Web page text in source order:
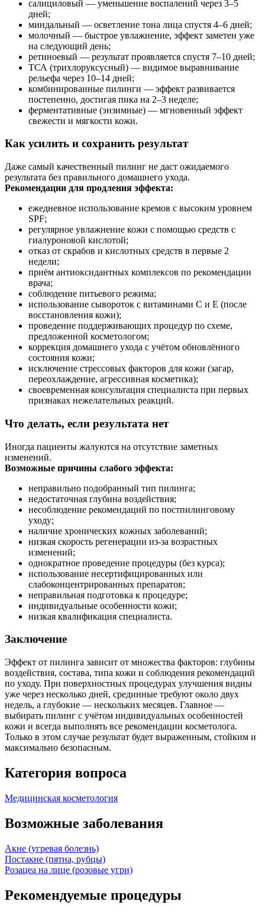
салициловый — уменьшение воспалений через 3–5
дней;
миндальный — осветление тона лица спустя 4–6 дней;
молочный — быстрое увлажнение, эффект заметен уже
на следующий день;
ретиноевый — результат проявляется спустя 7–10 дней;
ТСА (трихлоруксусный) — видимое выравнивание
рельефа через 10–14 дней;
комбинированные пилинги — эффект развивается
постепенно, достигая пика на 2–3 неделе;
ферментативные (энзимные) — мгновенный эффект
свежести и мягкости кожи.
Как усилить и сохранить результат
Даже самый качественный пилинг не даст ожидаемого
результата без правильного домашнего ухода.
Рекомендации для продления эффекта:
ежедневное использование кремов с высоким уровнем
SPF;
регулярное увлажнение кожи с помощью средств с
гиалуроновой кислотой;
отказ от скрабов и кислотных средств в первые 2
недели;
приём антиоксидантных комплексов по рекомендации
врача;
соблюдение питьевого режима;
использование сывороток с витаминами C и E (после
восстановления кожи);
проведение поддерживающих процедур по схеме,
предложенной косметологом;
коррекция домашнего ухода с учётом обновлённого
состояния кожи;
исключение стрессовых факторов для кожи (загар,
переохлаждение, агрессивная косметика);
своевременная консультация специалиста при первых
признаках нежелательных реакций.
Что делать, если результата нет
Иногда пациенты жалуются на отсутствие заметных
изменений.
Возможные причины слабого эффекта:
неправильно подобранный тип пилинга;
недостаточная глубина воздействия;
несоблюдение рекомендаций по постпилинговому
уходу;
наличие хронических кожных заболеваний;
низкая скорость регенерации из-за возрастных
изменений;
однократное проведение процедуры (без курса);
использование несертифицированных или
слабоконцентрированных препаратов;
неправильная подготовка к процедуре;
индивидуальные особенности кожи;
низкая квалификация специалиста.
Заключение
Эффект от пилинга зависит от множества факторов: глубины
воздействия, состава, типа кожи и соблюдения рекомендаций
по уходу. При поверхностных процедурах улучшения видны
уже через несколько дней, срединные требуют около двух
недель, а глубокие — нескольких месяцев. Главное —
выбирать пилинг с учётом индивидуальных особенностей
кожи и всегда выполнять все рекомендации косметолога.
Только в этом случае результат будет выраженным, стойким и
максимально безопасным.
Категория вопроса
Медицинская косметология
Возможные заболевания
Акне (угревая болезнь)
Постакне (пятна, рубцы)
Розацеа на лице (розовые угри)
Рекомендуемые процедуры